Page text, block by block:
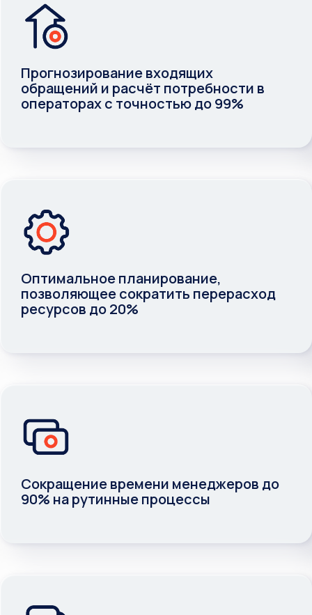
Прогнозирование входящих
обращений и расчёт потребности в
операторах с точностью до 99%
Оптимальное планирование,
позволяющее сократить перерасход
ресурсов до 20%
Сокращение времени менеджеров до
90% на рутинные процессы